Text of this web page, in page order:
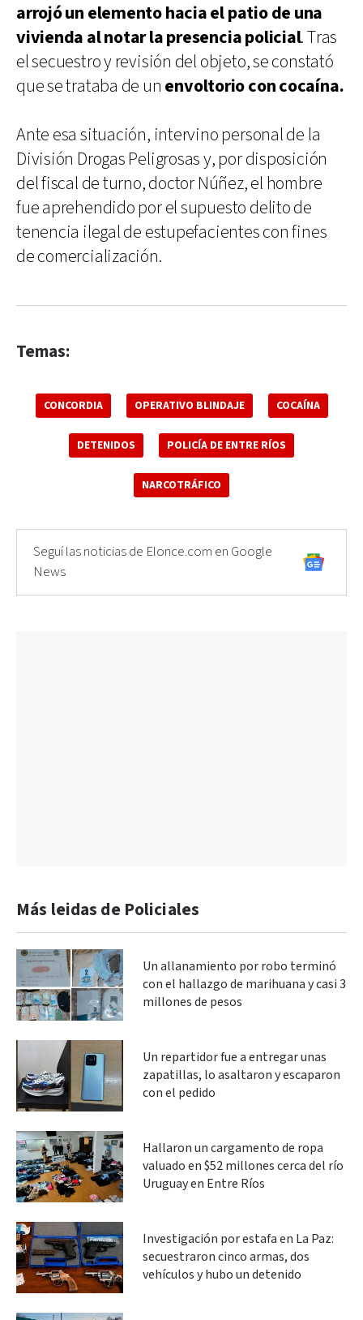
arrojó un elemento hacia el patio de una
vivienda al notar la presencia policial. Tras
el secuestro y revisión del objeto, se constató
que se trataba de un envoltorio con cocaína.
Ante esa situación, intervino personal de la
División Drogas Peligrosas y, por disposición
del fiscal de turno, doctor Núñez, el hombre
fue aprehendido por el supuesto delito de
tenencia ilegal de estupefacientes con fines
de comercialización.
Temas:
CONCORDIA OPERATIVO BLINDAJE COCAÍNA
DETENIDOS POLICÍA DE ENTRE RÍOS
NARCOTRÁFICO
Seguí las noticias de Elonce.com en Google
News
Más leidas de Policiales
Un allanamiento por robo terminó
con el hallazgo de marihuana y casi 3
millones de pesos
Un repartidor fue a entregar unas
zapatillas, lo asaltaron y escaparon
con el pedido
Hallaron un cargamento de ropa
valuado en $52 millones cerca del río
Uruguay en Entre Ríos
Investigación por estafa en La Paz:
secuestraron cinco armas, dos
vehículos y hubo un detenido